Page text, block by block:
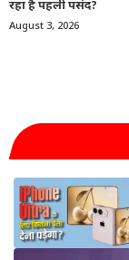
रहा है पहली पसंद?
August 3, 2026